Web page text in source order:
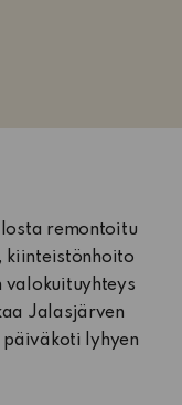
remontoitu
kiinteistönhoito
valokuituyhteys
Jalasjärven
päiväkoti lyhyen